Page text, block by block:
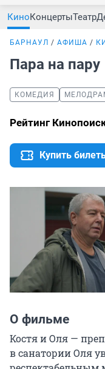
КиноКонцертыТеатр
БАРНАУЛ АФИША
Пара на пару
КОМЕДИЯ
Рейтинг
Купить
О фильме
Костя и Оля —
в санатории Оля